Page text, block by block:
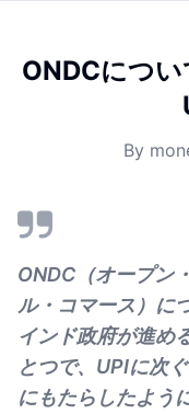
ONDCにつ
By
ONDC（オープン
ル・コマース）に
インド政府が進め
とつで、UPIに次
にもたらしたよう